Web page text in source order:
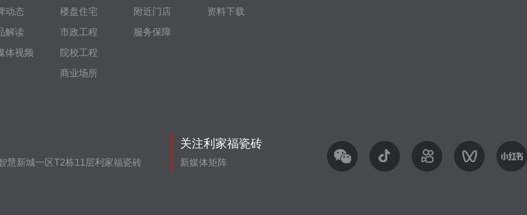
动态
解读
体视频
楼盘住宅
市政工程
院校工程
商业场所
附近门店
服务保障
资料下载
慧新城一区T2栋11层利家福瓷砖
关注利家福瓷砖
新媒体矩阵